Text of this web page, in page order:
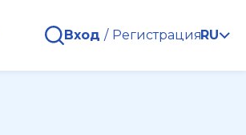
Вход / РегистрацияRU